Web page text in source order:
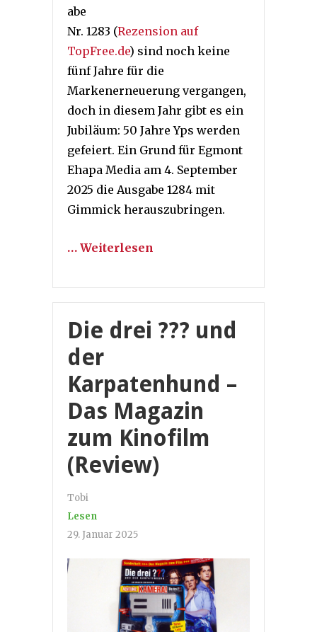
abe
Nr. 1283 (Rezension auf
TopFree.de) sind noch keine
fünf Jahre für die
Markenerneuerung vergangen,
doch in diesem Jahr gibt es ein
Jubiläum: 50 Jahre Yps werden
gefeiert. Ein Grund für Egmont
Ehapa Media am 4. September
2025 die Ausgabe 1284 mit
Gimmick herauszubringen.
… Weiterlesen
Die drei ??? und
der
Karpatenhund –
Das Magazin
zum Kinofilm
(Review)
Tobi
Lesen
29. Januar 2025